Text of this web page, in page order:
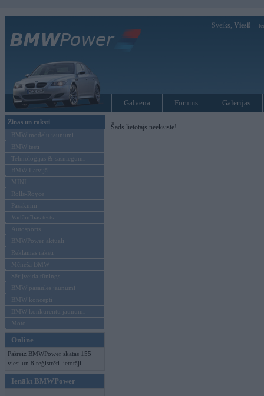
Sveiks, Viesi!
Galvenā Forums Galerijas
Ziņas un raksti
BMW modeļu jaunumi
BMW testi
Tehnoloģijas & sasniegumi
BMW Latvijā
MINI
Rolls-Royce
Pasākumi
Vadāmības tests
Autosports
BMWPower aktuāli
Reklāmas raksti
Mēneša BMW
Sērijveida tūnings
BMW pasaules jaunumi
BMW koncepti
BMW konkurentu jaunumi
Moto
Online
Pašreiz BMWPower skatās 155
viesi un 8 reģistrēti lietotāji.
Ienākt BMWPower
Šāds lietotājs neeksistē!